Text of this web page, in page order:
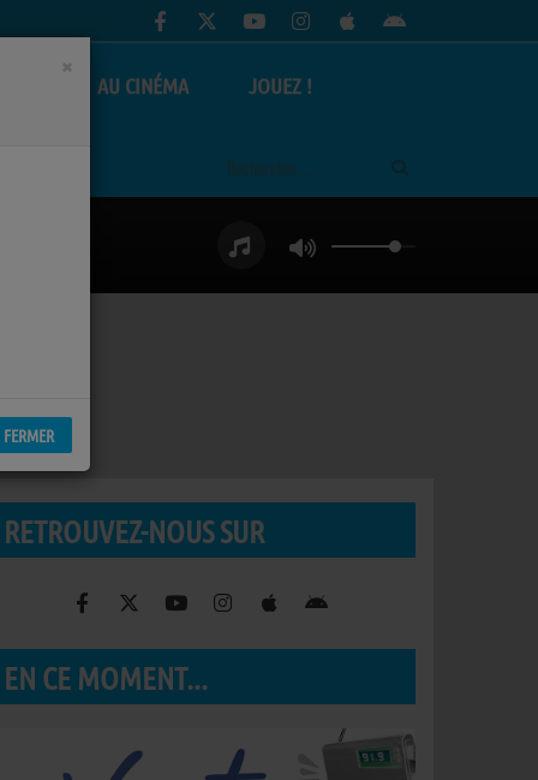
AU CINÉMA JOUEZ !
RETROUVEZ-NOUS SUR
EN CE MOMENT...
×
FERMER